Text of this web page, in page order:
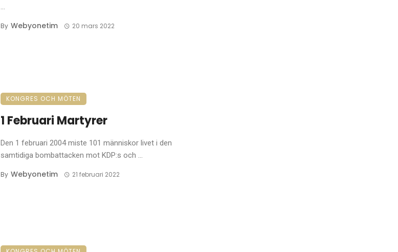
...
By Webyonetim 20 mars 2022
KONGRES OCH MÖTEN
1 Februari Martyrer
Den 1 februari 2004 miste 101 människor livet i den
samtidiga bombattacken mot KDP:s och ...
By Webyonetim 21 februari 2022